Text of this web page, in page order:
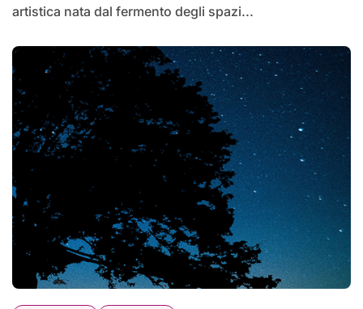
artistica nata dal fermento degli spazi...